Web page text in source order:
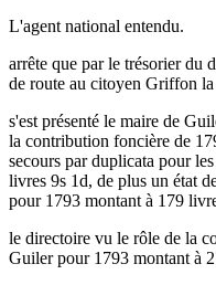
L'agent national entendu.
arrête que par le trésorier du
de route au citoyen Griffon
s'est présenté le maire de
la contribution foncière de
secours par duplicata pour
livres 9s 1d, de plus un état
pour 1793 montant à 179
le directoire vu le rôle de la
Guiler pour 1793 montant à